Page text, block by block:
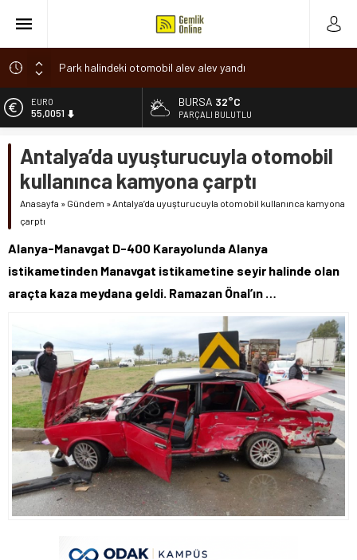
Park halindeki otomobil alev alev yandı
Osmangazi’de baharın müjdesi ‘Hıdırellez’ coşkuyla kutlandı
7 aylık hamileyken evden çıktı, sırra kadem bastı
Romanya’da Hıdırellez Coşkusu
ALTIN
6.584,66
13.889,75
DOLAR
47,7046
EURO
BURSA 32°C
PARÇALI BULUTLU
Antalya’da uyuşturucuyla otomobil
kullanınca kamyona çarptı
Anasayfa » Gündem »Antalya’da uyuşturucuyla otomobil kullanınca kamyona
çarptı
Alanya-Manavgat D-400 Karayolunda Alanya
istikametinden Manavgat istikametine seyir halinde olan
araçta kaza meydana geldi. Ramazan Önal’ın …